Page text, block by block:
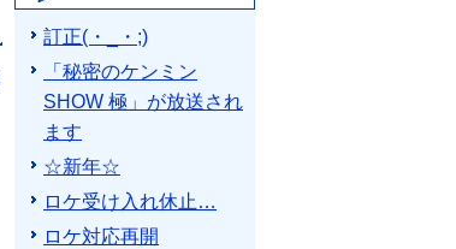
訂正(・_・;)
「秘密のケンミン
SHOW 極」が放送され
ます
☆新年☆
ロケ受け入れ休止…
ロケ対応再開